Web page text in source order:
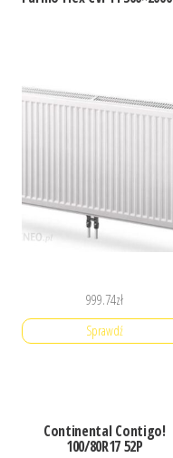
999.74zł
Sprawdź
Continental Contigo!
100/80R17 52P